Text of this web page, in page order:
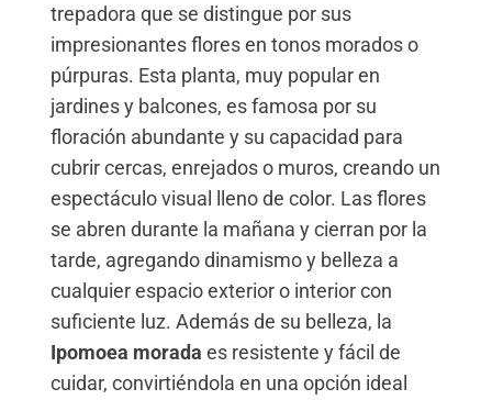
trepadora que se distingue por sus
impresionantes flores en tonos morados o
púrpuras. Esta planta, muy popular en
jardines y balcones, es famosa por su
floración abundante y su capacidad para
cubrir cercas, enrejados o muros, creando un
espectáculo visual lleno de color. Las flores
se abren durante la mañana y cierran por la
tarde, agregando dinamismo y belleza a
cualquier espacio exterior o interior con
suficiente luz. Además de su belleza, la
Ipomoea morada es resistente y fácil de
cuidar, convirtiéndola en una opción ideal